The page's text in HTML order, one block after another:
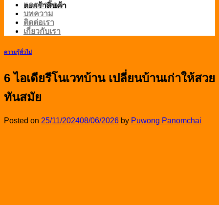
ตะกร้าสินค้า
แคตตาล็อค
บทความ
ติดต่อเรา
เกี่ยวกับเรา
ความรู้ทั่วไป
6 ไอเดียรีโนเวทบ้าน เปลี่ยนบ้านเก่าให้สวย
ทันสมัย
Posted on 25/11/202408/06/2026 by Puwong Panomchai